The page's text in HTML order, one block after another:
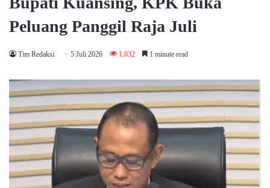
Peluang Panggil Raja Juli
Tim Redaksi 5 Juli 2026 1,032 1 minute read